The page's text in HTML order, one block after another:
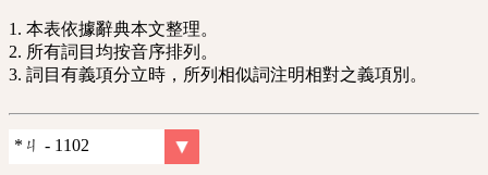
1. 本表依據辭典本文整理。
2. 所有詞目均按音序排列。
3. 詞目有義項分立時，所列相似詞注明相對之義項別。